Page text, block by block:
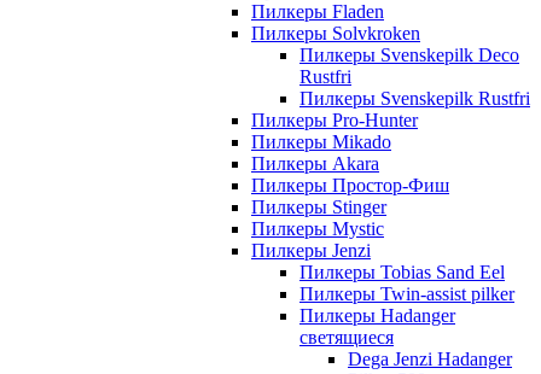
Пилкеры Fladen
Пилкеры Solvkroken
Пилкеры Svenskepilk Deco
Rustfri
Пилкеры Svenskepilk Rustfri
Пилкеры Pro-Hunter
Пилкеры Mikado
Пилкеры Akara
Пилкеры Простор-Фиш
Пилкеры Stinger
Пилкеры Mystic
Пилкеры Jenzi
Пилкеры Tobias Sand Eel
Пилкеры Twin-assist pilker
Пилкеры Hadanger
светящиеся
Dega Jenzi Hadanger